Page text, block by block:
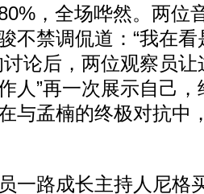
，全场哗然。两位
不禁调侃道：“我在
论后，两位观察员让
人”再一次展示自己
与孟楠的终极对抗中
路成长主持人尼格